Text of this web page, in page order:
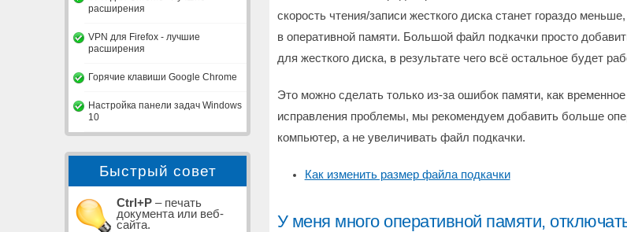
расширения
VPN для Firefox - лучшие
расширения
Горячие клавиши Google Chrome
Настройка панели задач Windows
10
Быстрый совет
Ctrl+P – печать
документа или веб-
сайта.
скорость чтения/записи жесткого диска станет гораздо
в оперативной памяти. Большой файл подкачки просто
для жесткого диска, в результате чего всё остальное будет
Это можно сделать только из-за ошибок памяти, как
исправления проблемы, мы рекомендуем добавить больше
компьютер, а не увеличивать файл подкачки.
Как изменить размер файла подкачки
У меня много оперативной памяти,